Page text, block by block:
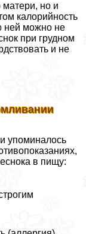
матери, но и
калорийность
ней можно не
при грудном
и не
упоминалось
в пищу: